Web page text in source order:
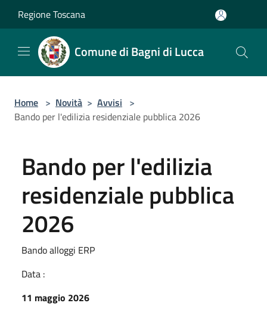
Regione Toscana
Comune di Bagni di Lucca
Home > Novità > Avvisi >
Bando per l'edilizia residenziale pubblica 2026
Bando per l'edilizia
residenziale pubblica
2026
Bando alloggi ERP
Data :
11 maggio 2026